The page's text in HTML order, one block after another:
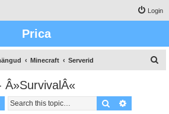
Login
Prica
Minecraft Serverid
Â»SurvivalÂ«
Search